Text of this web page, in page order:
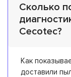
Сколько
Cecotec?
Как
доставили